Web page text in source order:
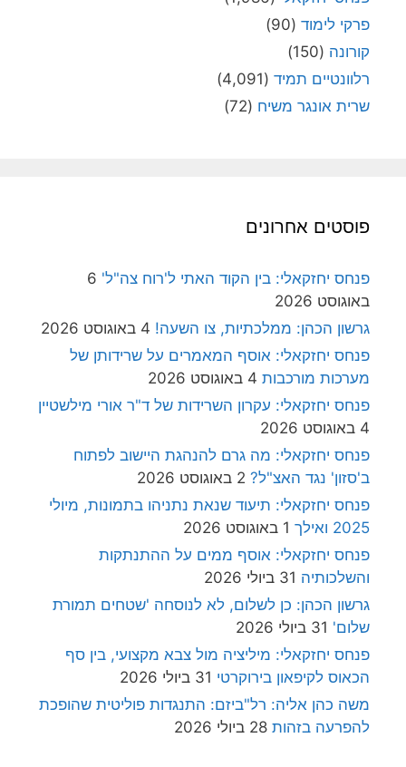
פרקי לימוד (90)
קורונה (150)
רלוונטיים תמיד (4,091)
שרית אונגר משיח (72)
פוסטים אחרונים
פנחס יחזקאלי: בין הקוד האתי ל'רוח צה"ל' 6
באוגוסט 2026
גרשון הכהן: ממלכתיות, צו השעה! 4 באוגוסט 2026
פנחס יחזקאלי: אוסף המאמרים על שרידותן של
מערכות מורכבות 4 באוגוסט 2026
פנחס יחזקאלי: עקרון השרידות של ד"ר אורי מילשטיין
4 באוגוסט 2026
פנחס יחזקאלי: מה גרם להנהגת היישוב לפתוח
ב'סזון' נגד האצ"ל? 2 באוגוסט 2026
פנחס יחזקאלי: תיעוד שנאת נתניהו בתמונות, מיולי
2025 ואילך
1 באוגוסט 2026
פנחס יחזקאלי: אוסף ממים על ההתנתקות
והשלכותיה 31 ביולי 2026
גרשון הכהן: כן לשלום, לא לנוסחה 'שטחים תמורת
שלום' 31 ביולי 2026
פנחס יחזקאלי: מיליציה מול צבא מקצועי, בין סף
הכאוס לקיפאון בירוקרטי 31 ביולי 2026
משה כהן אליה: רל"ביזם: התנגדות פוליטית שהופכת
להפרעה בזהות 28 ביולי 2026